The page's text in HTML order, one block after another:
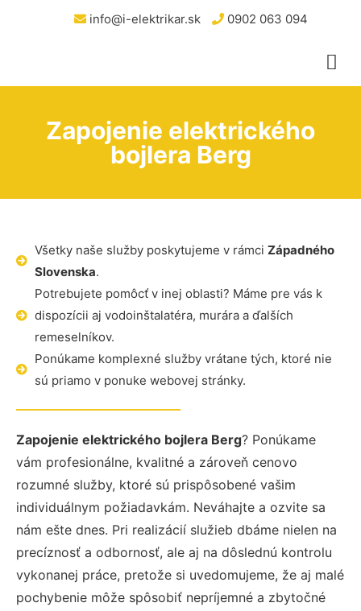
info@i-elektrikar.sk 0902 063 094
Zapojenie elektrického
bojlera Berg
Všetky naše služby poskytujeme v rámci Západného
Slovenska.
Potrebujete pomôcť v inej oblasti? Máme pre vás k
dispozícii aj vodoinštalatéra, murára a ďalších
remeselníkov.
Ponúkame komplexné služby vrátane tých, ktoré nie
sú priamo v ponuke webovej stránky.
Zapojenie elektrického bojlera Berg? Ponúkame
vám profesionálne, kvalitné a zároveň cenovo
rozumné služby, ktoré sú prispôsobené vašim
individuálnym požiadavkám. Neváhajte a ozvite sa
nám ešte dnes. Pri realizácií služieb dbáme nielen na
precíznosť a odbornosť, ale aj na dôslednú kontrolu
vykonanej práce, pretože si uvedomujeme, že aj malé
pochybenie môže spôsobiť nepríjemné a zbytočné